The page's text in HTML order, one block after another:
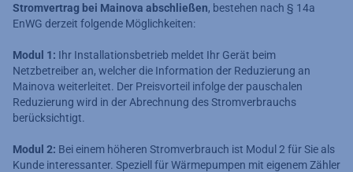
Stromvertrag bei Mainova abschließen, bestehen nach § 14a
EnWG derzeit folgende Möglichkeiten:
Modul 1: Ihr Installationsbetrieb meldet Ihr Gerät beim
Netzbetreiber an, welcher die Information der Reduzierung an
Mainova weiterleitet. Der Preisvorteil infolge der pauschalen
Reduzierung wird in der Abrechnung des Stromverbrauchs
berücksichtigt.
Modul 2: Bei einem höheren Stromverbrauch ist Modul 2 für Sie als
Kunde interessanter. Speziell für Wärmepumpen mit eigenem Zähler